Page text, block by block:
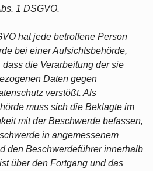
1 DSGVO.
hat jede betroffene Person
bei einer Aufsichtsbehörde,
die Verarbeitung der sie
Daten gegen
verstößt. Als
muss sich die Beklagte im
mit der Beschwerde befassen,
in angemessenem
den Beschwerdeführer innerhalb
über den Fortgang und das